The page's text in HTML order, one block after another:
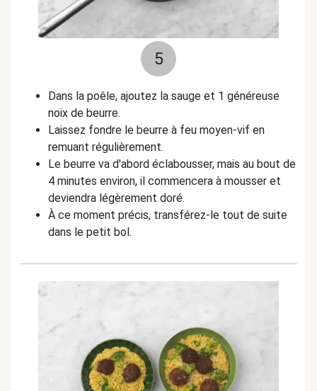
5
Dans la poêle, ajoutez la sauge et 1 généreuse
noix de beurre.
Laissez fondre le beurre à feu moyen-vif en
remuant régulièrement.
Le beurre va d'abord éclabousser, mais au bout de
4 minutes environ, il commencera à mousser et
deviendra légèrement doré.
À ce moment précis, transférez-le tout de suite
dans le petit bol.